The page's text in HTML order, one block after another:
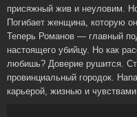
присяжный жив и неуловим.
Погибает женщина, которую
Теперь Романов — главный
настоящего убийцу. Но как
любишь? Доверие рушится.
провинциальный городок.
карьерой, жизнью и